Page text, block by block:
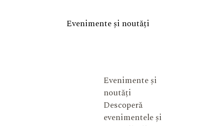
Evenimente și noutăți
Evenimente și
noutăți
Descoperă
evenimentele și